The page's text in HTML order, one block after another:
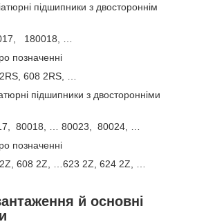
з двостороннім
…
2RS, …
з двосторонніми
… 80023, 80024, …
…623 2Z, 624 2Z, …
й основні